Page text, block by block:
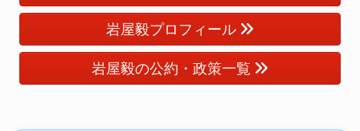
岩屋毅プロフィール
岩屋毅の公約・政策一覧